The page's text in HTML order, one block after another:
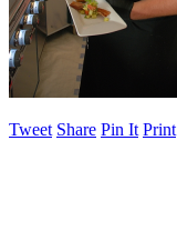
Tweet Share Pin It Print